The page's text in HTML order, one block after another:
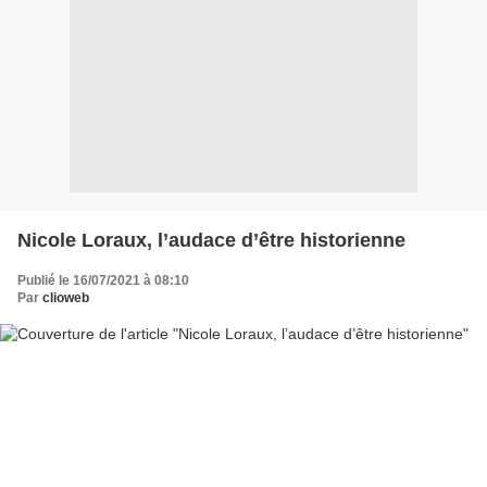
Nicole Loraux, l’audace d’être historienne
Publié le 16/07/2021 à 08:10
Par clioweb